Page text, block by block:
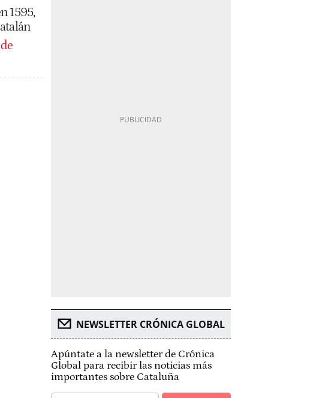
1595,
NEWSLETTER CRÓNICA GLOBAL
Apúntate a la newsletter de Crónica
Global para recibir las noticias más
importantes sobre Cataluña